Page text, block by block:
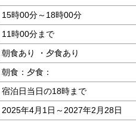
15時00分～18時00分
11時00分まで
朝食あり ・夕食あり
朝食：夕食：
宿泊日当日の18時まで
2025年4月1日～2027年2月28日